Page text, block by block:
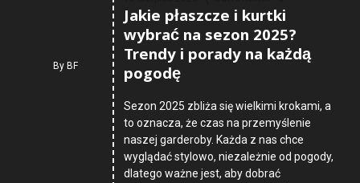
ByBF
Jakie płaszcze i kurtki
wybrać na sezon 2025?
Trendy i porady na każdą
pogodę
Sezon 2025 zbliża się wielkimi krokami, a
to oznacza, że czas na przemyślenie
naszej garderoby. Każda z nas chce
wyglądać stylowo, niezależnie od pogody,
dlatego ważne jest, aby dobrać